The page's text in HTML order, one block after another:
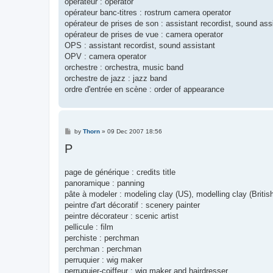
opérateur banc-titres : rostrum camera operator
opérateur de prises de son : assistant recordist, sound
opérateur de prises de vue : camera operator
OPS : assistant recordist, sound assistant
OPV : camera operator
orchestre : orchestra, music band
orchestre de jazz : jazz band
ordre d'entrée en scène : order of appearance
P
s
by Thorn» 09 Dec 2007 18:56
P
page de générique : credits title
panoramique : panning
pâte à modeler : modeling clay (US), modelling clay
peintre d'art décoratif : scenery painter
peintre décorateur : scenic artist
pellicule : film
perchiste : perchman
perchman : perchman
perruquier : wig maker
perruquier-coiffeur : wig maker and hairdresser